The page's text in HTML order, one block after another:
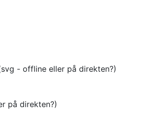
- offline eller på direkten?)
på direkten?)